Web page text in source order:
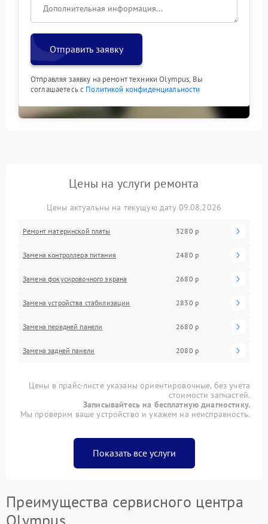
Отправить заявку
Отправляя заявку на ремонт техники Olympus, Вы
соглашаетесь с Политикой конфиденциальности
Цены на услуги ремонта
Цены актуальны на текущую дату 09.08.2026
Ремонт материнской платы 3280 р
Замена контроллера питания 2480 р
Замена фокусировочного экрана 2680 р
Замена устройства стабилизации 2830 р
Замена передней панели 2680 р
Замена задней панели 2080 р
Цены в прайс-листе указаны ориентировочные, без учета
стоимости запчастей.
Записывайтесь на бесплатную диагностику.
Мы проверим ваше устройство и укажем на неисправность.
Показать все услуги
Преимущества сервисного центра